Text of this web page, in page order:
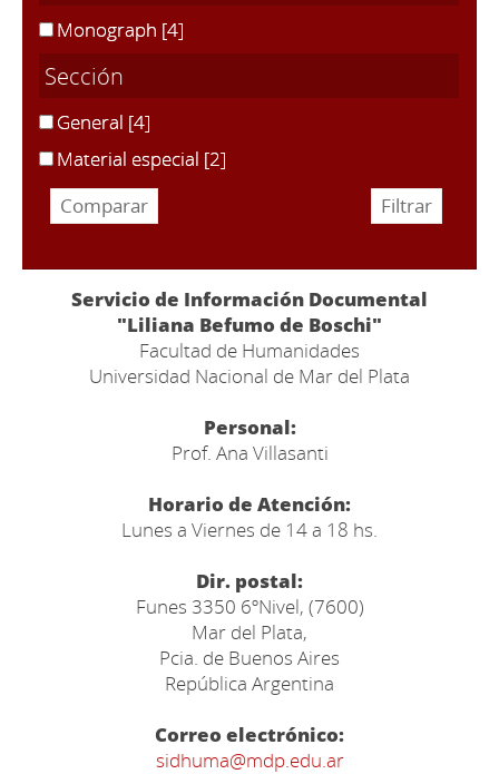
Monograph [4]
Sección
General [4]
Material especial [2]
Servicio de Información Documental
"Liliana Befumo de Boschi"
Facultad de Humanidades
Universidad Nacional de Mar del Plata
Personal:
Prof. Ana Villasanti
Horario de Atención:
Lunes a Viernes de 14 a 18 hs.
Dir. postal:
Funes 3350 6ºNivel, (7600)
Mar del Plata,
Pcia. de Buenos Aires
República Argentina
Correo electrónico:
sidhuma@mdp.edu.ar